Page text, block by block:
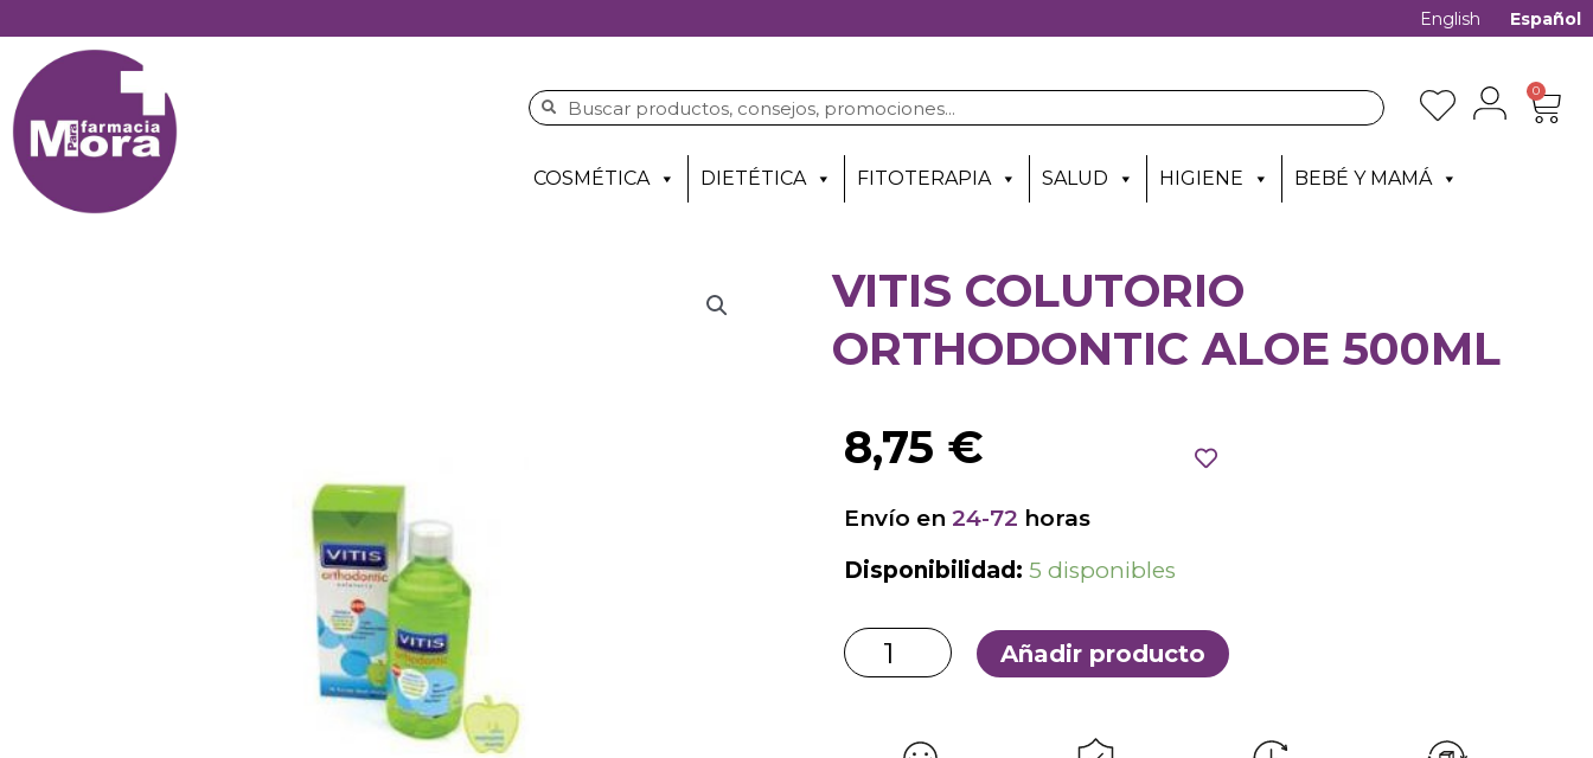
English Español
0
COSMÉTICA DIETÉTICA FITOTERAPIA SALUD HIGIENE BEBÉ Y MAMÁ
VITIS COLUTORIO
ORTHODONTIC ALOE 500ML
8,75 €
Envío en 24-72 horas
Disponibilidad: 5 disponibles
Añadir producto